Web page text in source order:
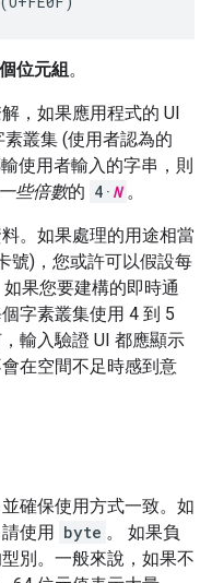
位元組 。
，如果應用程式的 UI
素叢集 (使用者認為的
使用者輸入的字串，則
一些倍數的 4· N 。
。如果處理的用途相當
號)，您或許可以假設每
果您要建構的即時通
字素叢集使用 4 到 5
輸入驗證 UI 都應顯示
在空間不足時感到意
確保使用方式一致。如
使用
byte 。 如果負
別。一般來說，如果不